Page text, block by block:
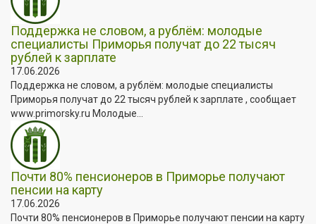
Поддержка не словом, а рублём: молодые
специалисты Приморья получат до 22 тысяч
рублей к зарплате
17.06.2026
Поддержка не словом, а рублём: молодые специалисты
Приморья получат до 22 тысяч рублей к зарплате , сообщает
www.primorsky.ru Молодые...
Почти 80% пенсионеров в Приморье получают
пенсии на карту
17.06.2026
Почти 80% пенсионеров в Приморье получают пенсии на карту